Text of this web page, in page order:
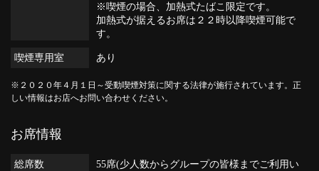
※喫煙の場合、加熱式たばこ限定です。
加熱式が据えるお席は２２時以降喫煙可能で
す。
喫煙専用室 あり
※２０２０年４月１日～受動喫煙対策に関する法律が施行されています。正
しい情報はお店へお問い合わせください。
お席情報
総席数
55席(少人数からグループの皆様までご利用い